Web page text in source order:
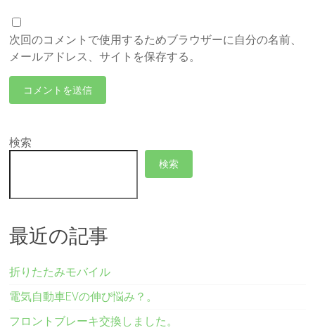
次回のコメントで使用するためブラウザーに自分の名前、
メールアドレス、サイトを保存する。
検索
検索
最近の記事
折りたたみモバイル
電気自動車EVの伸び悩み？。
フロントブレーキ交換しました。